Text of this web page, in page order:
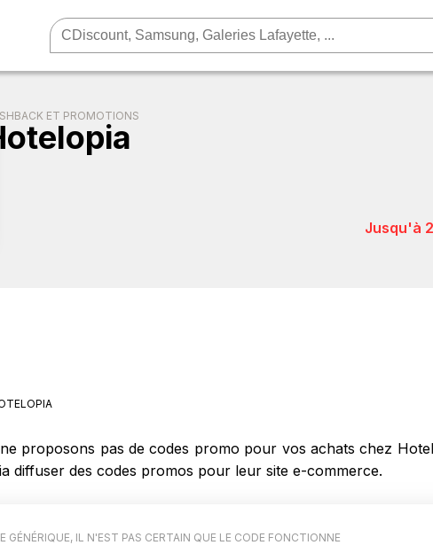
ET PROMOTIONS
jusqu'à
proposons pas de codes promo pour vos achats chez
diffuser des codes promos pour leur site e-commerce.
GÉNÉRIQUE, IL N'EST PAS CERTAIN QUE LE CODE FONCTIONNE